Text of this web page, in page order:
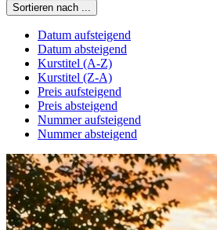
Sortieren nach ...
Datum aufsteigend
Datum absteigend
Kurstitel (A-Z)
Kurstitel (Z-A)
Preis aufsteigend
Preis absteigend
Nummer aufsteigend
Nummer absteigend